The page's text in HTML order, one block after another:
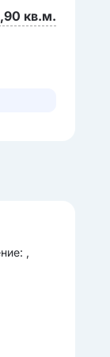
кв.м.
,